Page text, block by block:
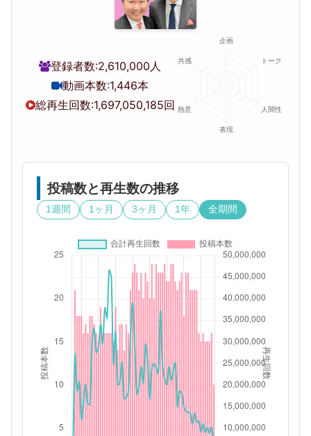
登録者数:2,610,000人
動画本数:1,446本
総再生回数:1,697,050,185回
投稿数と再生数の推移
1週間 1ヶ月 3ヶ月 1年 全期間